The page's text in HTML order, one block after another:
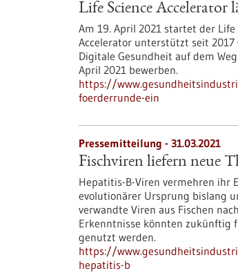
Life Science Accelerator
Am 19. April 2021 startet der
Accelerator unterstützt seit
Digitale Gesundheit auf dem
April 2021 bewerben.
https://
foerderrunde-ein
Pressemitteilung - 31.03.2021
Fischviren liefern neue
Hepatitis-B-Viren vermehren ihr
evolutionärer Ursprung bislang
verwandte Viren aus Fischen
Erkenntnisse könnten zukünftig
genutzt werden.
https://
hepatitis-b